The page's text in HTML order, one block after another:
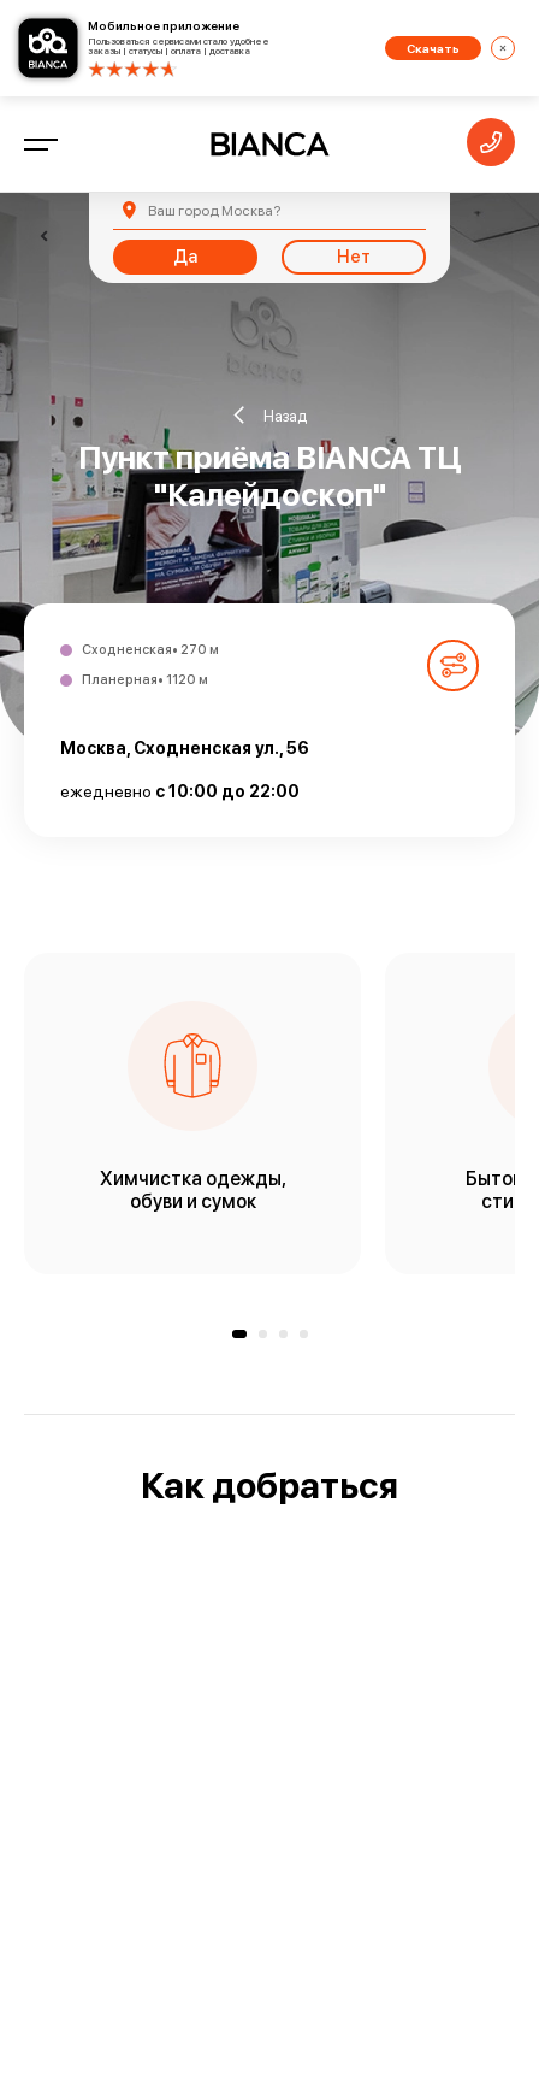
Мобильное приложение
Пользоваться сервисами стало удобнее
заказы | статусы | оплата | доставка
Скачать
Ваш город Москва?
Да Нет
Назад
Пункт приёма BIANCA ТЦ
"Калейдоскоп"
Сходненская• 270 м
Планерная• 1120 м
Москва, Сходненская ул., 56
ежедневно с 10:00 до 22:00
Химчистка одежды,
обуви и сумок
Как добраться